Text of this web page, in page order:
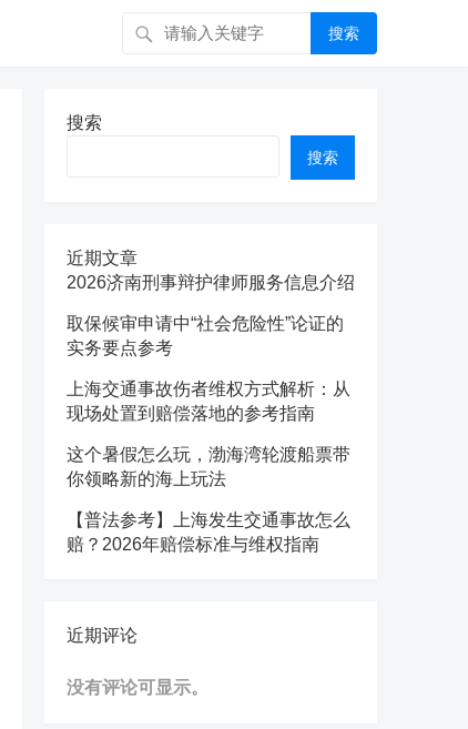
搜索
搜索
搜索
近期文章
2026济南刑事辩护律师服务信息介绍
取保候审申请中“社会危险性”论证的
实务要点参考
上海交通事故伤者维权方式解析：从
现场处置到赔偿落地的参考指南
这个暑假怎么玩，渤海湾轮渡船票带
你领略新的海上玩法
【普法参考】上海发生交通事故怎么
赔？2026年赔偿标准与维权指南
近期评论
没有评论可显示。